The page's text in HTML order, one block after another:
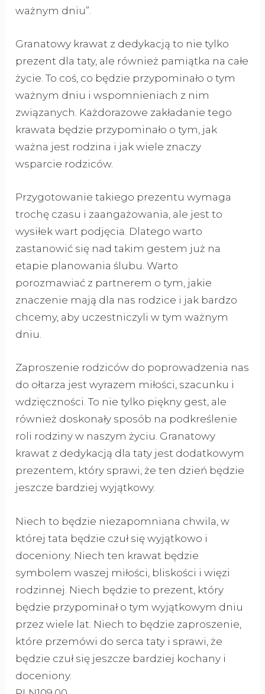
ważnym dniu”.
Granatowy krawat z dedykacją to nie tylko
prezent dla taty, ale również pamiątka na całe
życie. To coś, co będzie przypominało o tym
ważnym dniu i wspomnieniach z nim
związanych. Każdorazowe zakładanie tego
krawata będzie przypominało o tym, jak
ważna jest rodzina i jak wiele znaczy
wsparcie rodziców.
Przygotowanie takiego prezentu wymaga
trochę czasu i zaangażowania, ale jest to
wysiłek wart podjęcia. Dlatego warto
zastanowić się nad takim gestem już na
etapie planowania ślubu. Warto
porozmawiać z partnerem o tym, jakie
znaczenie mają dla nas rodzice i jak bardzo
chcemy, aby uczestniczyli w tym ważnym
dniu.
Zaproszenie rodziców do poprowadzenia nas
do ołtarza jest wyrazem miłości, szacunku i
wdzięczności. To nie tylko piękny gest, ale
również doskonały sposób na podkreślenie
roli rodziny w naszym życiu. Granatowy
krawat z dedykacją dla taty jest dodatkowym
prezentem, który sprawi, że ten dzień będzie
jeszcze bardziej wyjątkowy.
Niech to będzie niezapomniana chwila, w
której tata będzie czuł się wyjątkowo i
doceniony. Niech ten krawat będzie
symbolem waszej miłości, bliskości i więzi
rodzinnej. Niech będzie to prezent, który
będzie przypominał o tym wyjątkowym dniu
przez wiele lat. Niech to będzie zaproszenie,
które przemówi do serca taty i sprawi, że
będzie czuł się jeszcze bardziej kochany i
doceniony.